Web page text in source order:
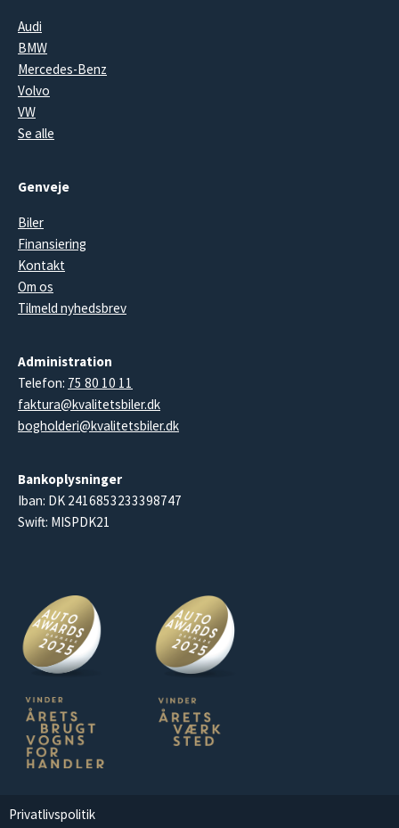
Audi
BMW
Mercedes-Benz
Volvo
VW
Se alle
Genveje
Biler
Finansiering
Kontakt
Om os
Tilmeld nyhedsbrev
Administration
Telefon: 75 80 10 11
faktura@kvalitetsbiler.dk
bogholderi@kvalitetsbiler.dk
Bankoplysninger
Iban: DK 2416853233398747
Swift: MISPDK21
Privatlivspolitik